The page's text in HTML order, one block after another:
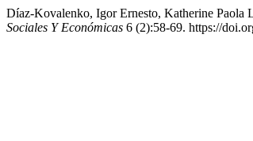
Díaz-Kovalenko, Igor Ernesto, Katherine Paola
Sociales Y Económicas 6 (2):58-69. https://